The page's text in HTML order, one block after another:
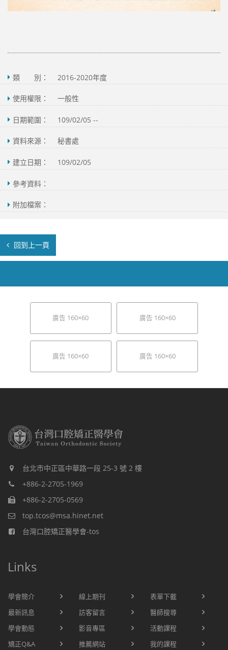
類 別： 2016-2020年度
使用權限： 一般性
日期範圍： 109/02/05 --
資料來源： 秘書處
建立日期： 109/02/05
參考資料：
附加檔案：
回到上一頁
廣告 160×60 廣告 160×60
廣告 160×60 廣告 160×60
台北市中正區中華路一段 25-3 號 2 樓
+886-2-2705-1969
+886-2-2705-0569
top.tcos@msa.hinet.net
台灣口腔矯正醫學會-tos
Links
學會簡介
最新訊息
學會動態
矯正Q&A
線上期刊
訪客留言
影音專區
推薦網站
表單下載
醫師搜尋
活動課程
我的課程